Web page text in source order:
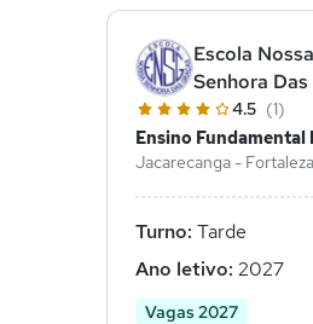
Escola Nossa
Senhora Das
4.5 (1)
Ensino Fundamental
Jacarecanga -
Turno: Tarde
Ano letivo: 2027
Vagas 2027